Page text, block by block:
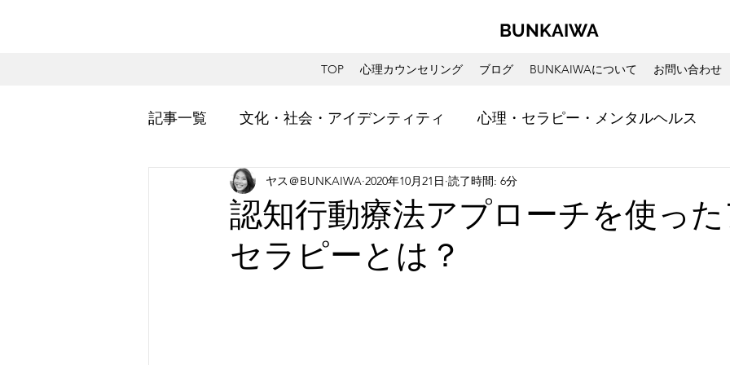
BUNKAIWA
TOP 心理カウンセリング ブログ BUNKAIWAについて お問い合わせ
記事一覧 文化・社会・アイデンティティ 心理・セラピー・メンタルヘルス
社会的視点・エンパワーメント 書籍・映画レビュー
認知行動療法アプローチを使った
セラピーとは？
ヤス＠BUNKAIWA 2020年10月21日 読了時間: 6分